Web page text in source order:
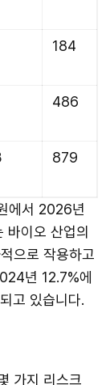
184
486
879
에서 2026년
이오 산업의
으로 작용하고
년 12.7%에
고 있습니다.
가지 리스크